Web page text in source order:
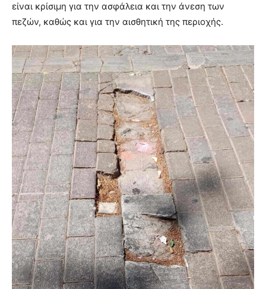
είναι κρίσιμη για την ασφάλεια και την άνεση των
πεζών, καθώς και για την αισθητική της περιοχής.